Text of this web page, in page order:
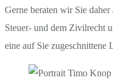
Gerne beraten wir Sie
Steuer- und dem Zivilrecht
eine auf Sie zugeschnittene